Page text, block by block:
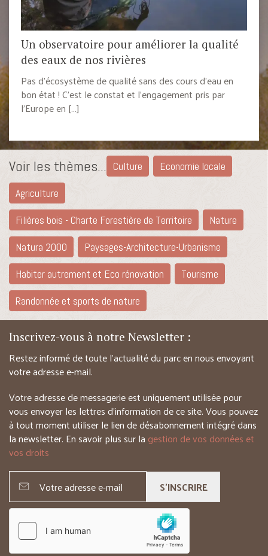
Un observatoire pour améliorer la qualité
des eaux de nos rivières
Pas d’écosystème de qualité sans des cours d’eau en
bon état ! C’est le constat et l’engagement pris par
l’Europe en […]
Voir les thèmes... Culture
Economie locale
Agriculture
Filières bois - Charte Forestière de Territoire
Nature
Natura 2000
Paysages-Architecture-Urbanisme
Habiter autrement et Eco rénovation
Tourisme
Randonnée et sports de nature
Inscrivez-vous à notre Newsletter :
Restez informé de toute l’actualité du parc en nous envoyant
votre adresse e-mail.
Votre adresse de messagerie est uniquement utilisée pour
vous envoyer les lettres d’information de ce site. Vous pouvez
à tout moment utiliser le lien de désabonnement intégré dans
la newsletter. En savoir plus sur la gestion de vos données et
vos droits
S'INSCRIRE